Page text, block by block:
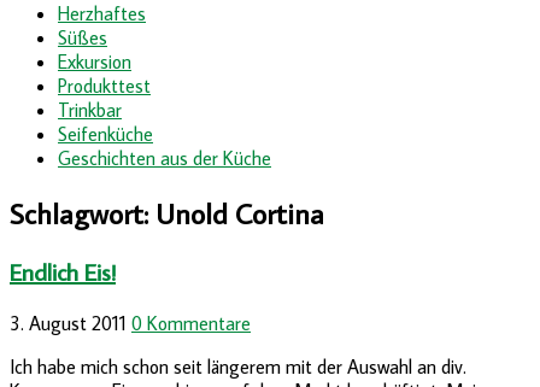
Herzhaftes
Süßes
Exkursion
Produkttest
Trinkbar
Seifenküche
Geschichten aus der Küche
Schlagwort: Unold Cortina
Endlich Eis!
3. August 2011 0 Kommentare
Ich habe mich schon seit längerem mit der Auswahl an div.